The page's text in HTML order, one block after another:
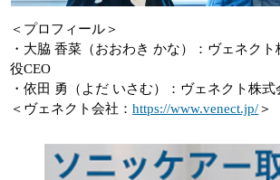
＜プロフィール＞
・大脇 香菜（おおわき かな）：ヴェネク
役CEO
・依田 勇（よだ いさむ）：ヴェネクト株
＜ヴェネクト会社：https://www.venect.jp/＞